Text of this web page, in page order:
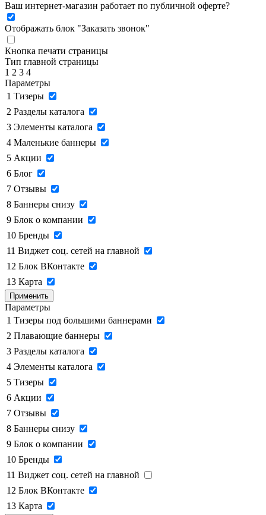
Ваш интернет-магазин работает по публичной оферте?
Отображать блок "Заказать звонок"
Кнопка печати страницы
Тип главной страницы
1 2 3 4
Параметры
1 Тизеры
2 Разделы каталога
3 Элементы каталога
4 Маленькие баннеры
5 Акции
6 Блог
7 Отзывы
8 Баннеры снизу
9 Блок о компании
10 Бренды
11 Виджет соц. сетей на главной
12 Блок ВКонтакте
13 Карта
Применить
Параметры
1 Тизеры под большими баннерами
2 Плавающие баннеры
3 Разделы каталога
4 Элементы каталога
5 Тизеры
6 Акции
7 Отзывы
8 Баннеры снизу
9 Блок о компании
10 Бренды
11 Виджет соц. сетей на главной
12 Блок ВКонтакте
13 Карта